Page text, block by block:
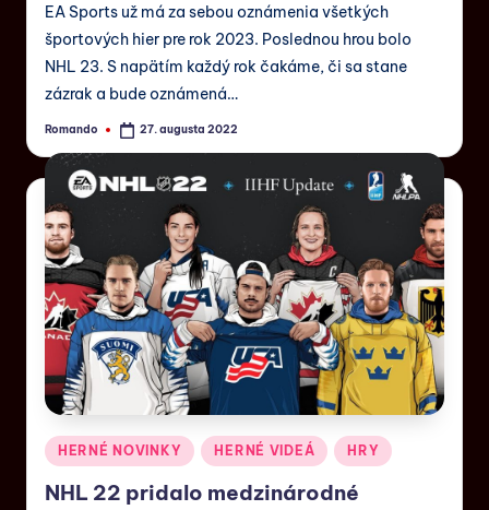
EA Sports už má za sebou oznámenia všetkých
športových hier pre rok 2023. Poslednou hrou bolo
NHL 23. S napätím každý rok čakáme, či sa stane
zázrak a bude oznámená…
Romando 27. augusta 2022
HERNÉ NOVINKY HERNÉ VIDEÁ HRY
NHL 22 pridalo medzinárodné